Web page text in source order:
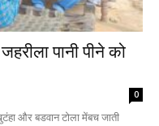
पानी पीने को
0
और बडवान टोला मेंबच जाती